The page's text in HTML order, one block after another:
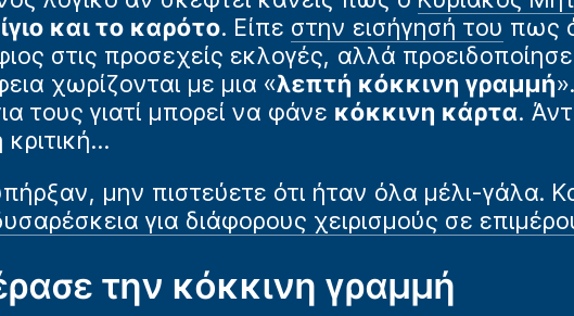
και το καρότο. Είπε στην εισήγησή του πως
στις προσεχείς εκλογές, αλλά
χωρίζονται με μια «λεπτή κόκκινη γραμμή
τους γιατί μπορεί να φάνε κόκκινη κάρτα.
μην πιστεύετε ότι ήταν όλα μέλι-γάλα.
για διάφορους χειρισμούς σε
την κόκκινη γραμμή